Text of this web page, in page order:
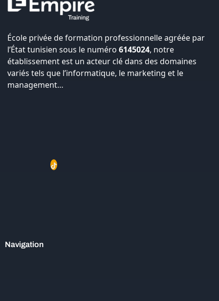
École privée de formation professionnelle agréée par
l’État tunisien sous le numéro 6145024, notre
établissement est un acteur clé dans des domaines
variés tels que l’informatique, le marketing et le
management…
Navigation